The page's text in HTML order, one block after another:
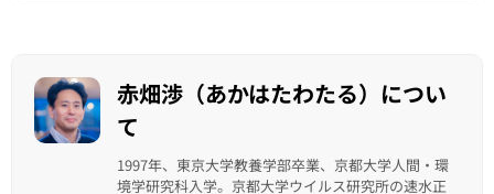
赤畑渉（あかはたわたる）につい
て
1997年、東京大学教養学部卒業、京都大学人間・環
境学研究科入学。京都大学ウイルス研究所の速水正